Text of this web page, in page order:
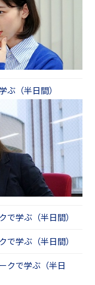
（半日間）
学ぶ（半日間）
学ぶ（半日間）
クで学ぶ（半日